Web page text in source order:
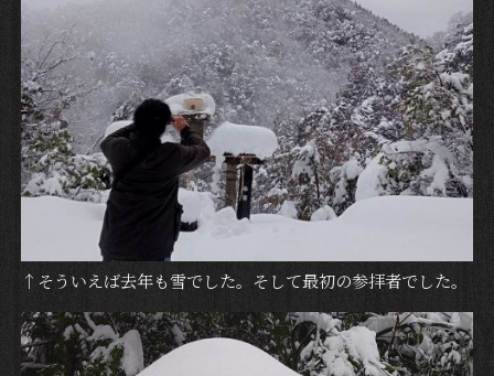
↑そういえば去年も雪でした。そして最初の参拝者でした。